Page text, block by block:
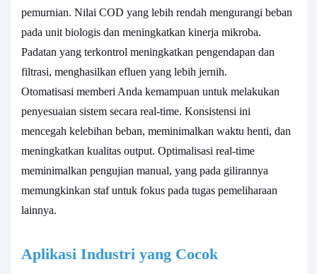
pemurnian. Nilai COD yang lebih rendah mengurangi beban
pada unit biologis dan meningkatkan kinerja mikroba.
Padatan yang terkontrol meningkatkan pengendapan dan
filtrasi, menghasilkan efluen yang lebih jernih.
Otomatisasi memberi Anda kemampuan untuk melakukan
penyesuaian sistem secara real-time. Konsistensi ini
mencegah kelebihan beban, meminimalkan waktu henti, dan
meningkatkan kualitas output. Optimalisasi real-time
meminimalkan pengujian manual, yang pada gilirannya
memungkinkan staf untuk fokus pada tugas pemeliharaan
lainnya.
Aplikasi Industri yang Cocok